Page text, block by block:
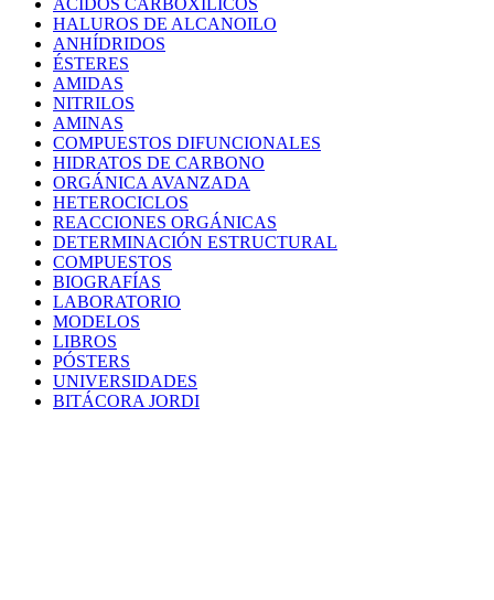
ÁCIDOS CARBOXÍLICOS
HALUROS DE ALCANOILO
ANHÍDRIDOS
ÉSTERES
AMIDAS
NITRILOS
AMINAS
COMPUESTOS DIFUNCIONALES
HIDRATOS DE CARBONO
ORGÁNICA AVANZADA
HETEROCICLOS
REACCIONES ORGÁNICAS
DETERMINACIÓN ESTRUCTURAL
COMPUESTOS
BIOGRAFÍAS
LABORATORIO
MODELOS
LIBROS
PÓSTERS
UNIVERSIDADES
BITÁCORA JORDI